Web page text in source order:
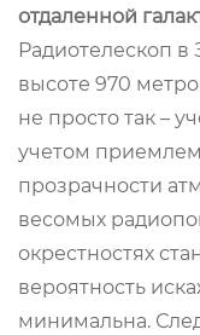
отдаленной
Радиотелескоп в
высоте 970
не просто так –
учетом
прозрачности
весомых
окрестностях
вероятность
минимальна.